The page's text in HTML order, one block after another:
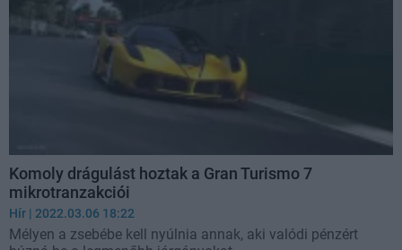
Komoly drágulást hoztak a Gran Turismo 7
mikrotranzakciói
Hír | 2022.03.06 18:22
Mélyen a zsebébe kell nyúlnia annak, aki valódi pénzért